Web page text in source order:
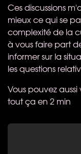
Ces discussions
mieux ce qui se
complexité de la
à vous faire part
informer sur la
les questions
Vous pouvez
tout ça en 2 min